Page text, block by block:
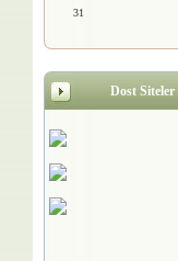
31
Dost Siteler